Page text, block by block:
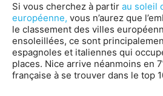
Si vous cherchez à partir au soleil
européenne, vous n’aurez que
le classement des villes
ensoleillées, ce sont
espagnoles et italiennes qui
places. Nice arrive néanmoins en 7
française à se trouver dans le top